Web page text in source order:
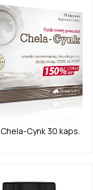
Chela-Cynk 30 kaps.